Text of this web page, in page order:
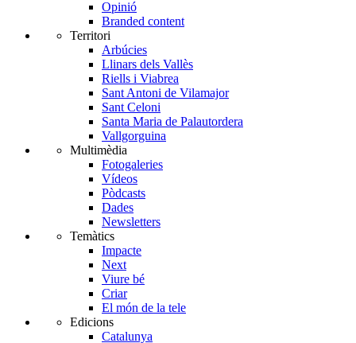
Opinió
Branded content
Territori
Arbúcies
Llinars dels Vallès
Riells i Viabrea
Sant Antoni de Vilamajor
Sant Celoni
Santa Maria de Palautordera
Vallgorguina
Multimèdia
Fotogaleries
Vídeos
Pòdcasts
Dades
Newsletters
Temàtics
Impacte
Next
Viure bé
Criar
El món de la tele
Edicions
Catalunya